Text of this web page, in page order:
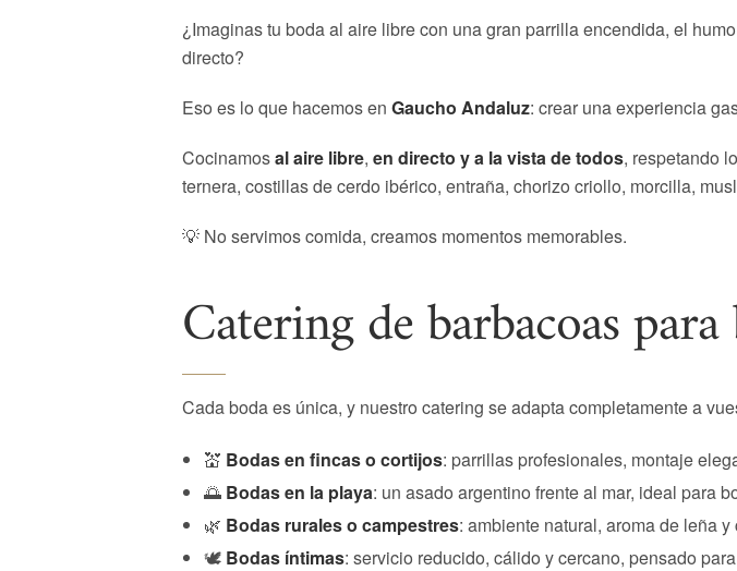
¿Imaginas tu boda al aire libre con una gran parrilla encendida, el
directo?
Eso es lo que hacemos en Gaucho Andaluz: crear una experiencia
Cocinamosal aire libre, en directo y a la vista de todos, respetando
ternera, costillas de cerdo ibérico, entraña, chorizo criollo, morcilla,
💡 No servimos comida, creamos momentos memorables.
Catering de barbacoas
Cada boda es única, y nuestro catering se adapta completamente a
💒 Bodas en fincas o cortijos: parrillas profesionales, montaje
🌅 Bodas en la playa: un asado argentino frente al mar, ideal para
🌿 Bodas rurales o campestres: ambiente natural, aroma de leña
🕊️ Bodas íntimas: servicio reducido, cálido y cercano, pensado